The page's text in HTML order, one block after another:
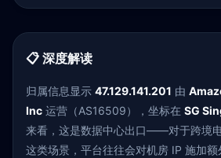
📋 深度解读
归属信息显示 47.129.141.201 由
Inc 运营（AS16509），坐标在 SG
来看，这是数据中心出口——对于跨境
这类场景，平台往往会对机房 IP 施加额